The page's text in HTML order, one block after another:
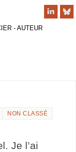
- AUTEUR
NON CLASSÉ
Je l’ai